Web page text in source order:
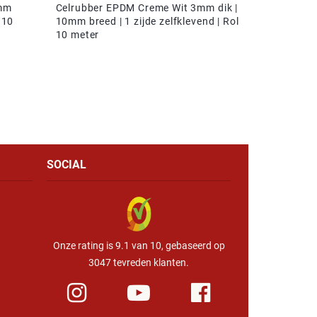
Celrubber EPDM Creme Wit 3mm dik |
10mm breed | 1 zijde zelfklevend | Rol
10 meter
SOCIAL
Onze rating is 9.1 van 10, gebaseerd op
3047 tevreden klanten.